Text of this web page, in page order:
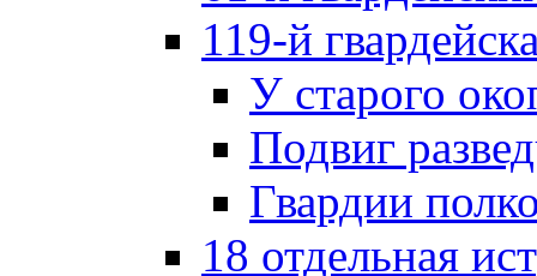
119-й
У старого
Подвиг
Гвардии
18 отдельная